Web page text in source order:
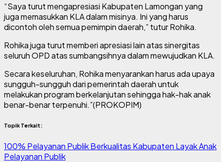
“Saya turut mengapresiasi Kabupaten Lamongan yang
juga memasukkan KLA dalam misinya. Ini yang harus
dicontoh oleh semua pemimpin daerah,” tutur Rohika.
Rohika juga turut memberi apresiasi lain atas sinergitas
seluruh OPD atas sumbangsihnya dalam mewujudkan KLA.
Secara keseluruhan, Rohika menyarankan harus ada upaya
sungguh-sungguh dari pemerintah daerah untuk
melakukan program berkelanjutan sehingga hak-hak anak
benar-benar terpenuhi.”(PROKOPIM)
Topik Terkait:
100% Pelayanan Publik Berkualitas Kabupaten Layak Anak
Pelayanan Publik